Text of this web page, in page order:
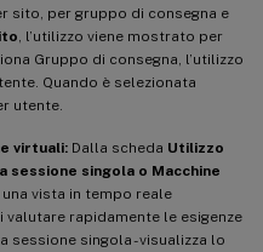
sito, per gruppo di consegna e
, l’utilizzo viene mostrato per
Gruppo di consegna, l’utilizzo
Quando è selezionata
utente.
virtuali: Dalla scheda Utilizzo
sessione singola o Macchine
vista in tempo reale
valutare rapidamente le esigenze
sessione singola - visualizza lo